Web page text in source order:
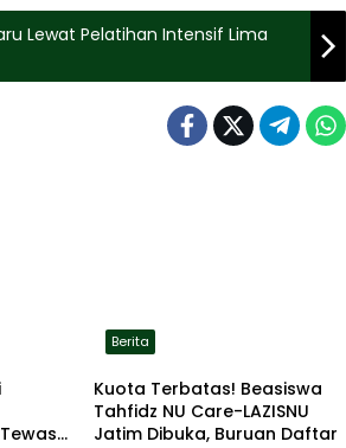
Lewat Pelatihan Intensif Lima
Berita
Kuota Terbatas! Beasiswa
Tahfidz NU Care-LAZISNU
Jatim Dibuka, Buruan Daftar